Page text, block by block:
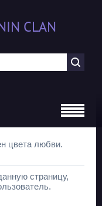
CLAN
цвета любви.
страницу,